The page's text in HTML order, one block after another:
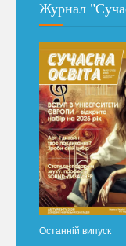
Журнал
Останній випуск